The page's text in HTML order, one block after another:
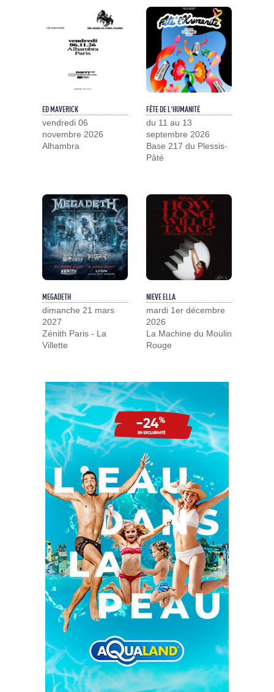
ED MAVERICK
vendredi 06
novembre 2026
Alhambra
FÊTE DE L'HUMANITÉ
du 11 au 13
septembre 2026
Base 217 du Plessis-
Pâté
MEGADETH
dimanche 21 mars
2027
Zénith Paris - La
Villette
NIEVE ELLA
mardi 1er décembre
2026
La Machine du Moulin
Rouge